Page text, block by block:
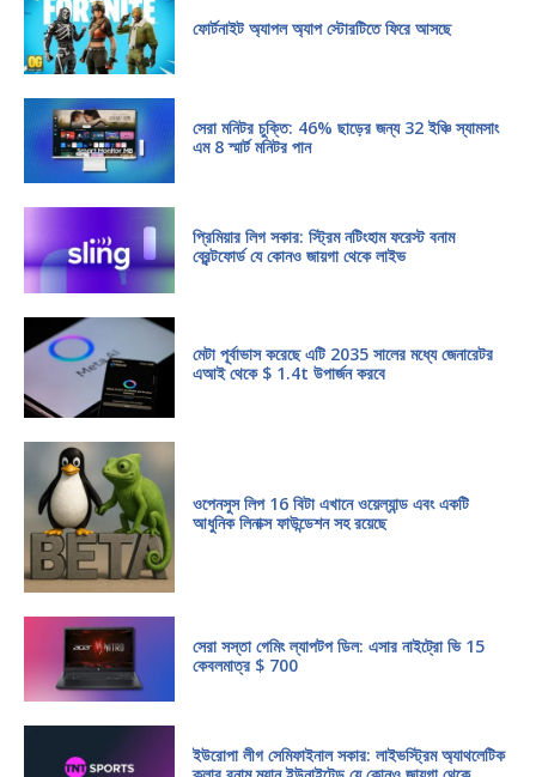
ফোর্টনাইট অ্যাপল অ্যাপ স্টোরটিতে ফিরে আসছে
সেরা মনিটর চুক্তি: 46% ছাড়ের জন্য 32 ইঞ্চি স্যামসাং
এম 8 স্মার্ট মনিটর পান
প্রিমিয়ার লিগ সকার: স্ট্রিম নটিংহাম ফরেস্ট বনাম
ব্রেন্টফোর্ড যে কোনও জায়গা থেকে লাইভ
মেটা পূর্বাভাস করেছে এটি 2035 সালের মধ্যে জেনারেটর
এআই থেকে $ 1.4t উপার্জন করবে
ওপেনসুস লিপ 16 বিটা এখানে ওয়েল্যান্ড এবং একটি
আধুনিক লিনাক্স ফাউন্ডেশন সহ রয়েছে
সেরা সস্তা গেমিং ল্যাপটপ ডিল: এসার নাইট্রো ভি 15
কেবলমাত্র $ 700
ইউরোপা লীগ সেমিফাইনাল সকার: লাইভস্ট্রিম অ্যাথলেটিক